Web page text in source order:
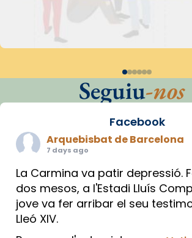
Seguiu-nos
Facebook
Arquebisbat de Barcelona
7 days ago
La Carmina va patir depressió.
dos mesos, a l'Estadi Lluís
jove va fer arribar el seu
Lleó XIV.